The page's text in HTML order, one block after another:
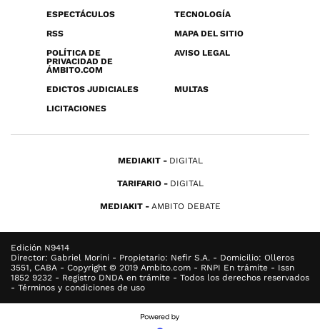
ESPECTÁCULOS
TECNOLOGÍA
RSS
MAPA DEL SITIO
POLÍTICA DE
PRIVACIDAD DE
ÁMBITO.COM
AVISO LEGAL
EDICTOS JUDICIALES
MULTAS
LICITACIONES
MEDIAKIT DIGITAL
TARIFARIO DIGITAL
MEDIAKIT AMBITO DEBATE
Edición N9414
Director: Gabriel Morini - Propietario: Nefir S.A. - Domicilio: Olleros
3551, CABA - Copyright © 2019 Ambito.com - RNPI En trámite - Issn
1852 9232 - Registro DNDA en trámite - Todos los derechos reservados
- Términos y condiciones de uso